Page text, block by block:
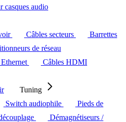
casques audio
Câbles secteurs
Barrettes
de réseau
Câbles HDMI
Tuning
Switch audiophile
Pieds de
Démagnétiseurs /